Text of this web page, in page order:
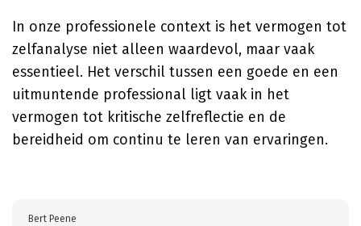
In onze professionele context is het vermogen tot
zelfanalyse niet alleen waardevol, maar vaak
essentieel. Het verschil tussen een goede en een
uitmuntende professional ligt vaak in het
vermogen tot kritische zelfreflectie en de
bereidheid om continu te leren van ervaringen.
Bert Peene